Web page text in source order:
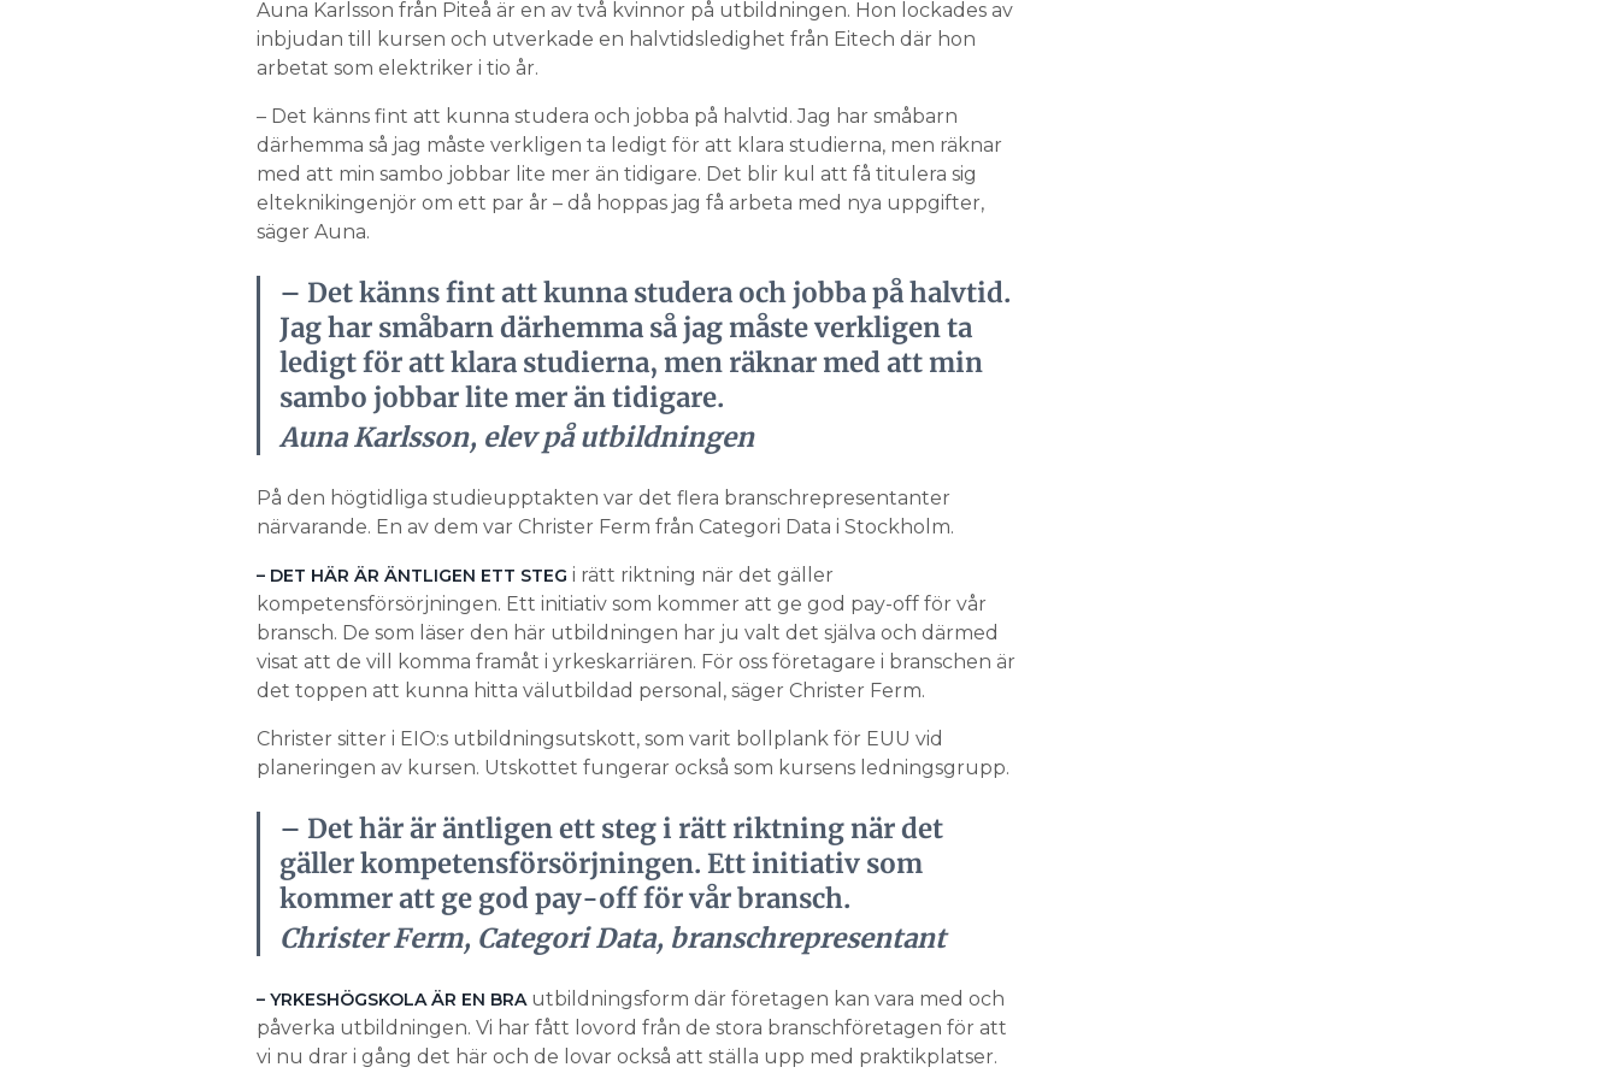
Auna Karlsson från Piteå är en av två kvinnor på utbildningen. Hon lockades av
inbjudan till kursen och utverkade en halvtidsledighet från Eitech där hon
arbetat som elektriker i tio år.
– Det känns fint att kunna studera och jobba på halvtid. Jag har småbarn
därhemma så jag måste verkligen ta ledigt för att klara studierna, men räknar
med att min sambo jobbar lite mer än tidigare. Det blir kul att få titulera sig
elteknikingenjör om ett par år – då hoppas jag få arbeta med nya uppgifter,
säger Auna.
– Det känns fint att kunna studera och jobba på halvtid.
Jag har småbarn därhemma så jag måste verkligen ta
ledigt för att klara studierna, men räknar med att min
sambo jobbar lite mer än tidigare.
Auna Karlsson, elev på utbildningen
På den högtidliga studieupptakten var det flera branschrepresentanter
närvarande. En av dem var Christer Ferm från Categori Data i Stockholm.
– DET HÄR ÄR ÄNTLIGEN ETT STEG i rätt riktning när det gäller
kompetensförsörjningen. Ett initiativ som kommer att ge god pay-off för vår
bransch. De som läser den här utbildningen har ju valt det själva och därmed
visat att de vill komma framåt i yrkeskarriären. För oss företagare i branschen är
det toppen att kunna hitta välutbildad personal, säger Christer Ferm.
Christer sitter i EIO:s utbildningsutskott, som varit bollplank för EUU vid
planeringen av kursen. Utskottet fungerar också som kursens ledningsgrupp.
– Det här är äntligen ett steg i rätt riktning när det
gäller kompetensförsörjningen. Ett initiativ som
kommer att ge god pay-off för vår bransch.
Christer Ferm, Categori Data, branschrepresentant
– YRKESHÖGSKOLA ÄR EN BRAutbildningsform där företagen kan vara med och
påverka utbildningen. Vi har fått lovord från de stora branschföretagen för att
vi nu drar i gång det här och de lovar också att ställa upp med praktikplatser.